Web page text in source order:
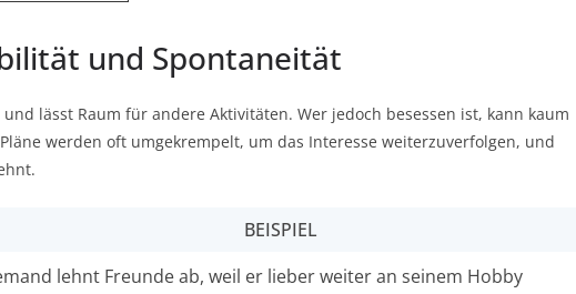
und Spontaneität
lässt Raum für andere Aktivitäten. Wer jedoch besessen ist, kann kaum
werden oft umgekrempelt, um das Interesse weiterzuverfolgen, und
BEISPIEL
lehnt Freunde ab, weil er lieber weiter an seinem Hobby